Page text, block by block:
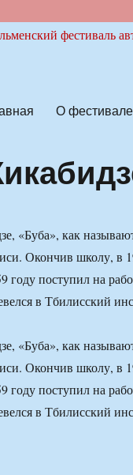
О фестивале
«Буба», как
Окончив школу, в
году поступил на
в Тбилисский
«Буба», как
Окончив школу, в
году поступил на
в Тбилисский